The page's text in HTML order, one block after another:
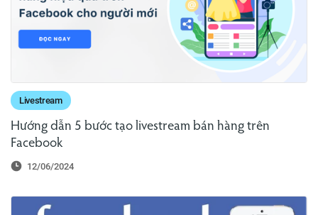
Livestream
Hướng dẫn 5 bước tạo livestream bán hàng trên
Facebook
12/06/2024